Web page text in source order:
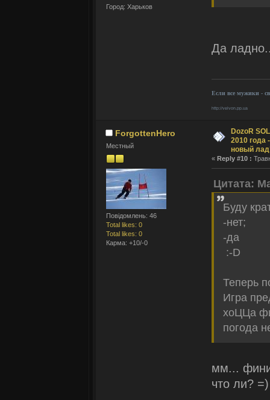
Город: Харьков
Да
Если все мужики -
http://velvon.pp.ua
ForgottenHero
Местный
Повідомлень: 46
Total likes: 0
Total likes: 0
Карма: +10/-0
DozoR
2010 года
новый
« Reply #10 :
Цитата:
Буду
-нет;
-да
:-D
Теперь
Игра
хоЦЦа
погода
мм...
что ли? =)